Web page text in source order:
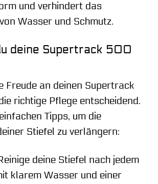
und verhindert das
Wasser und Schmutz.
deine Supertrack 500
Freude an deinen Supertrack
richtige Pflege entscheidend.
Tipps, um die
Stiefel zu verlängern:
deine Stiefel nach jedem
klarem Wasser und einer